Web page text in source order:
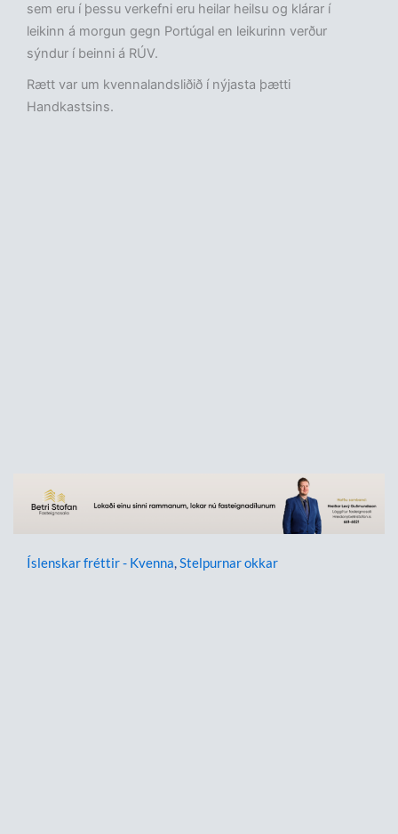
sem eru í þessu verkefni eru heilar heilsu og klárar í
leikinn á morgun gegn Portúgal en leikurinn verður
sýndur í beinni á RÚV.
Rætt var um kvennalandsliðið í nýjasta þætti
Handkastsins.
Íslenskar fréttir - Kvenna,Stelpurnar okkar